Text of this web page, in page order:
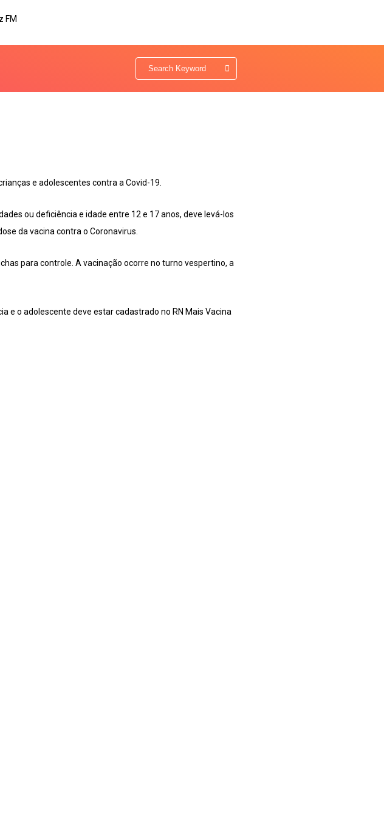
e adolescentes contra a Covid-19.
ou deficiência e idade entre 12 e 17 anos, deve levá-los
da vacina contra o Coronavirus.
para controle. A vacinação ocorre no turno vespertino, a
e o adolescente deve estar cadastrado no RN Mais Vacina